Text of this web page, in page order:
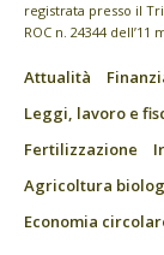
registrata presso il
ROC n. 24344 dell’11
Attualità
Leggi, lavoro e
Fertilizzazione
Agricoltura
Economia